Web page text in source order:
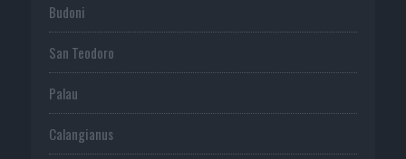
Budoni
San Teodoro
Palau
Calangianus